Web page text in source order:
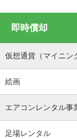
即時償却
仮想通貨（マイニン
絵画
エアコンレンタル事
足場レンタル